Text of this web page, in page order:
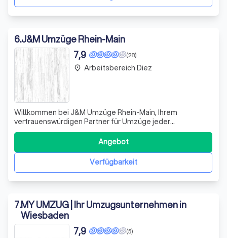
6.J&M Umzüge Rhein-Main
(28)
7,9
Willkommen bei J&M Umzüge Rhein-Main, Ihrem
vertrauenswürdigen Partner für Umzüge jeder
Größenordnung und Distanz. Mit über 30 Jahren Erfahrung
im Umzugssektor bieten wir Ihnen einen umfassenden
Service, der genau auf Ihre Bedürfnisse zugeschnitten ist.
Ob regional, national oder international – uns
Verfügbarkeit
Angebot
place Arbeitsbereich Diez
7.MY UMZUG | Ihr Umzugsunternehmen in
Wiesbaden
(5)
7,9